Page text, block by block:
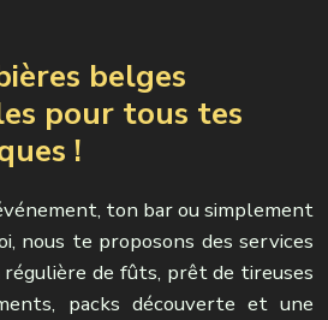
belges
pour tous tes
!
ton bar ou simplement
nous te proposons des services
de fûts, prêt de tireuses
packs découverte et une